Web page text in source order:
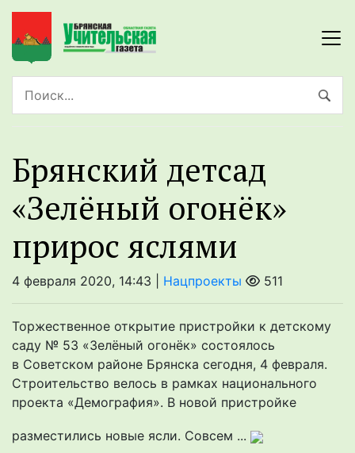
Брянский детсад
«Зелёный огонёк»
прирос яслями
4 февраля 2020, 14:43 | Нацпроекты 511
Торжественное открытие пристройки к детскому
саду № 53 «Зелёный огонёк» состоялось
в Советском районе Брянска сегодня, 4 февраля.
Строительство велось в рамках национального
проекта «Демография». В новой пристройке
разместились новые ясли. Совсем ...